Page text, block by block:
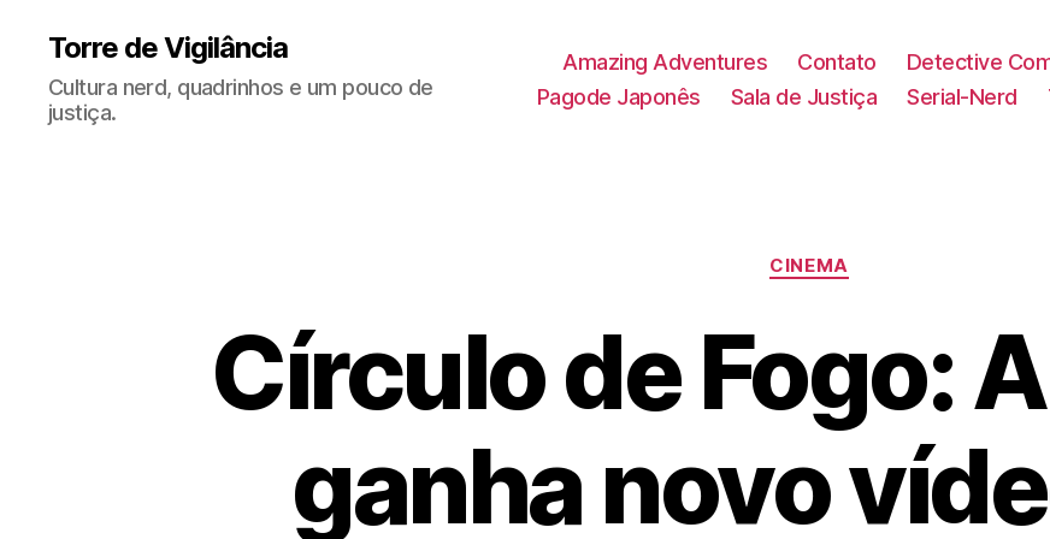
Torre de Vigilância
Cultura nerd, quadrinhos e um pouco de
justiça.
Amazing Adventures Contato Detective
Pagode Japonês
Sala de Justiça Serial-Nerd
Categorias
CINEMA
Círculo de Fogo:
ganha novo